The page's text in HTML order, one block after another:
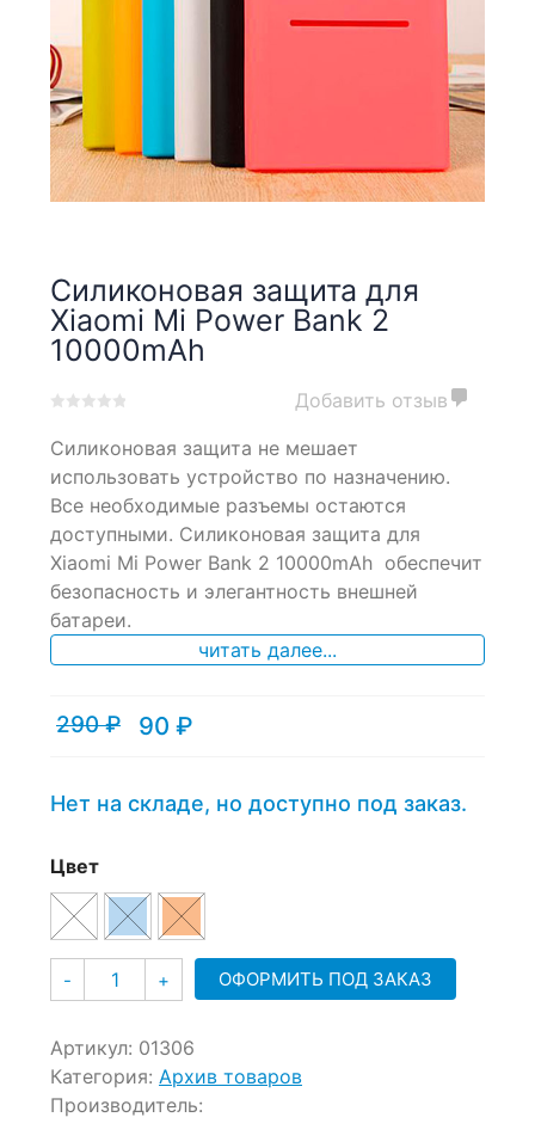
Силиконовая защита для
Xiaomi Mi Power Bank 2
10000mAh
out
on
customer
ratings
Добавить отзыв
Силиконовая защита не мешает
использовать устройство по назначению.
Все необходимые разъемы остаются
доступными. Силиконовая защита для
Xiaomi Mi Power Bank 2 10000mAh обеспечит
безопасность и элегантность внешней
батареи.
читать далее...
290₽
Первоначальная
290 ₽.
90 ₽
Текущая
Нет на складе, но доступно под заказ.
Цвет
- Количество
+ ОФОРМИТЬ ПОД ЗАКАЗ
Артикул: 01306
Категория: Архив товаров
Производитель: